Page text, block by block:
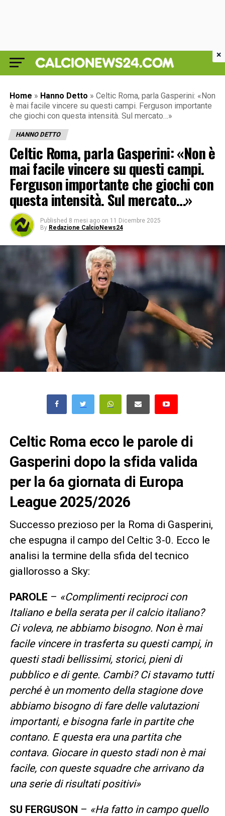
Home » Hanno Detto » Celtic Roma, parla Gasperini: «Non
è mai facile vincere su questi campi. Ferguson importante
che giochi con questa intensità. Sul mercato…»
HANNO DETTO
Celtic Roma, parla Gasperini: «Non è
mai facile vincere su questi campi.
Ferguson importante che giochi con
questa intensità. Sul mercato…»
Published 8 mesi ago on 11 Dicembre 2025
By Redazione CalcioNews24
Celtic Roma ecco le parole di
Gasperini dopo la sfida valida
per la 6a giornata di Europa
League 2025/2026
Successo prezioso per la Roma di Gasperini,
che espugna il campo del Celtic 3-0. Ecco le
analisi la termine della sfida del tecnico
giallorosso a Sky:
PAROLE – «Complimenti reciproci con
Italiano e bella serata per il calcio italiano?
Ci voleva, ne abbiamo bisogno. Non è mai
facile vincere in trasferta su questi campi, in
questi stadi bellissimi, storici, pieni di
pubblico e di gente. Cambi? Ci stavamo tutti
perché è un momento della stagione dove
abbiamo bisogno di fare delle valutazioni
importanti, e bisogna farle in partite che
contano. E questa era una partita che
contava. Giocare in questo stadi non è mai
facile, con queste squadre che arrivano da
una serie di risultati positivi»
SU FERGUSON – «Ha fatto in campo quello
×